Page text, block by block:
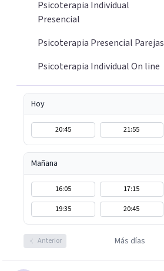
Psicoterapia Individual
Presencial
Psicoterapia Presencial Parejas
Psicoterapia Individual On line
Hoy
20:45 21:55
Mañana
16:05 17:15
19:35
20:45
Anterior Más días